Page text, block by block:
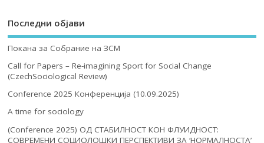
Последни објави
Покана за Собрание на ЗСМ
Call for Papers – Re-imagining Sport for Social Change
(CzechSociological Review)
Conference 2025 Конференција (10.09.2025)
A time for sociology
(Conference 2025) ОД СТАБИЛНОСТ КОН ФЛУИДНОСТ:
СОВРЕМЕНИ СОЦИОЛОШКИ ПЕРСПЕКТИВИ ЗА ‘НОРМАЛНОСТА’